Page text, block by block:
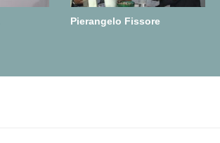
Pierangelo Fissore